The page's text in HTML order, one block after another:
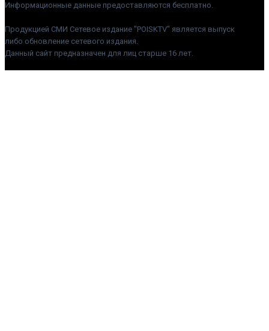
Информационные данные предоставляются бесплатно.
Продукцией СМИ Сетевое издание "POISKTV" является выпуск
либо обновление сетевого издания.
Данный сайт предназначен для лиц старше 16 лет.